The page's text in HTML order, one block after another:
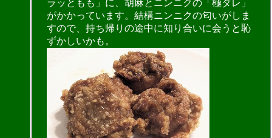
ラッともも」に、胡麻とニンニクの「極ダレ」
がかかっています。結構ニンニクの匂いがしま
すので、持ち帰りの途中に知り合いに会うと恥
ずかしいかも。